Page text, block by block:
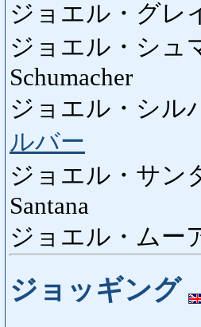
ジョエル・グレ
ジョエル・シュ
Schumacher
ジョエル・シル
ルバー
ジョエル・サン
Santana
ジョエル・ムー
ジョッギング